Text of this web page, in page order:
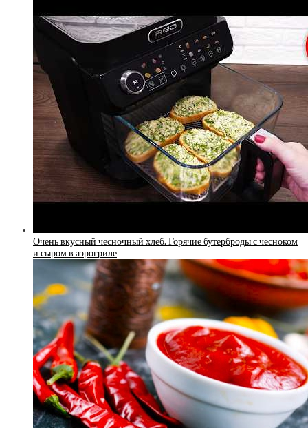
Очень вкусный чесночный хлеб. Горячие бутерброды с чесноком
и сыром в аэрогриле